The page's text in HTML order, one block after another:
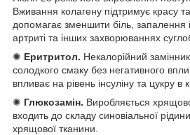
Вживання колагену підтримує красу
допомагає зменшити біль, запалення
артриті та інших захворюваннях
✺ Еритритол. Некалорійний
солодкого смаку без негативного
впливає на рівень інсуліну та цукру в
✺ Глюкозамін. Виробляється
входить до складу синовіальної
хрящової тканини.